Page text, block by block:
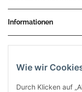
Wie wir
Durch Klicken auf
Informationen